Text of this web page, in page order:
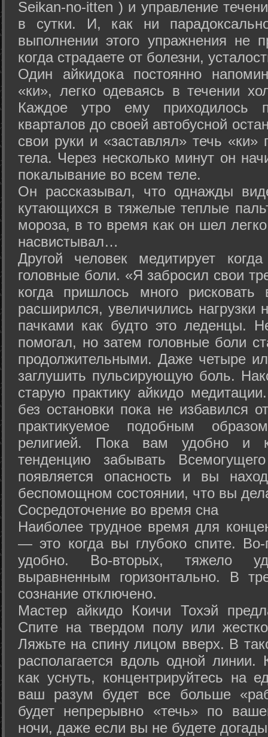
Seikan-­no-­itten ) и управление
в сутки. И, как ни
выполнении этого упражнения не
когда страдаете от болезни,
Один айкидока постоянно
«ки», легко одеваясь в течении
Каждое утро ему приходилось
кварталов до своей автобусной
свои руки и «заставлял» течь «ки»
тела. Через несколько минут он
покалывание во всем теле.
Он рассказывал, что однажды
кутающихся в тяжелые теплые
мороза, в то время как он шел
насвистывал…
Другой человек медитирует
головные боли. «Я забросил свои
когда пришлось много
расширился, увеличились нагрузки
пачками как будто это леденцы.
помогал, но затем головные боли
продолжительными. Даже четыре
заглушить пульсирующую боль.
старую практику айкидо
без остановки пока не избавился
практикуемое подобным
религией. Пока вам удобно и
тенденцию забывать
появляется опасность и вы
беспомощном состоянии, что вы
Сосредоточение во время сна
Наиболее трудное время для
— это когда вы глубоко спите.
удобно. Во-вторых, тяжело
выравненным горизонтально. В
сознание отключено.
Мастер айкидо Коичи Тохэй
Спите на твердом полу или
Ляжьте на спину лицом вверх. В
располагается вдоль одной
как уснуть, концентрируйтесь на
ваш разум будет все больше
будет непрерывно «течь» по
ночи, даже если вы не будете